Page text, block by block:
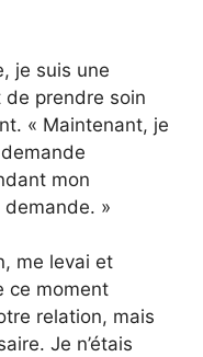
je suis une
de prendre soin
« Maintenant, je
mon
demande. »
me levai et
ce moment
relation, mais
Je n’étais